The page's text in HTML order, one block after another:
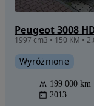
Peugeot 3008
Wyróżnione
199 000 km
2013